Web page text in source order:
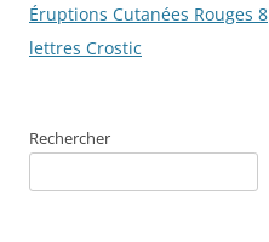
des
articles
Éruptions Cutanées Rouges 8
lettres Crostic
Rechercher